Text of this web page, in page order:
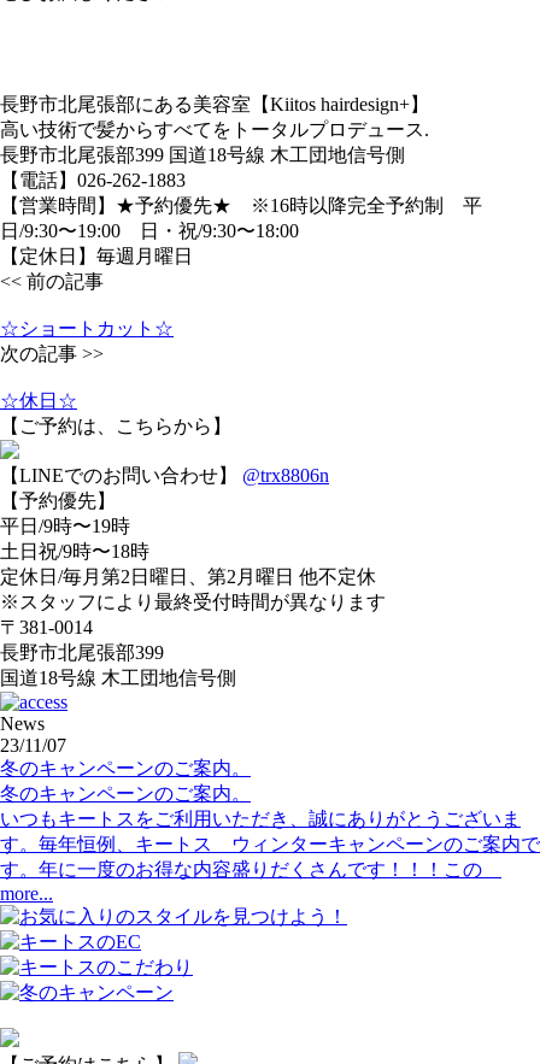
長野市北尾張部にある美容室【Kiitos hairdesign+】
高い技術で髪からすべてをトータルプロデュース.
長野市北尾張部399 国道18号線 木工団地信号側
【電話】026-262-1883
【営業時間】★予約優先★ ※16時以降完全予約制 平
日/9:30〜19:00 日・祝/9:30〜18:00
【定休日】毎週月曜日
<< 前の記事
☆ショートカット☆
次の記事 >>
☆休日☆
【ご予約は、こちらから】
【LINEでのお問い合わせ】 @trx8806n
【予約優先】
平日/9時〜19時
土日祝/9時〜18時
定休日/毎月第2日曜日、第2月曜日 他不定休
※スタッフにより最終受付時間が異なります
〒381-0014
長野市北尾張部399
国道18号線 木工団地信号側
News
23/11/07
冬のキャンペーンのご案内。
冬のキャンペーンのご案内。
いつもキートスをご利用いただき、誠にありがとうございま
す。毎年恒例、キートス ウィンターキャンペーンのご案内で
す。年に一度のお得な内容盛りだくさんです！！！この
more...